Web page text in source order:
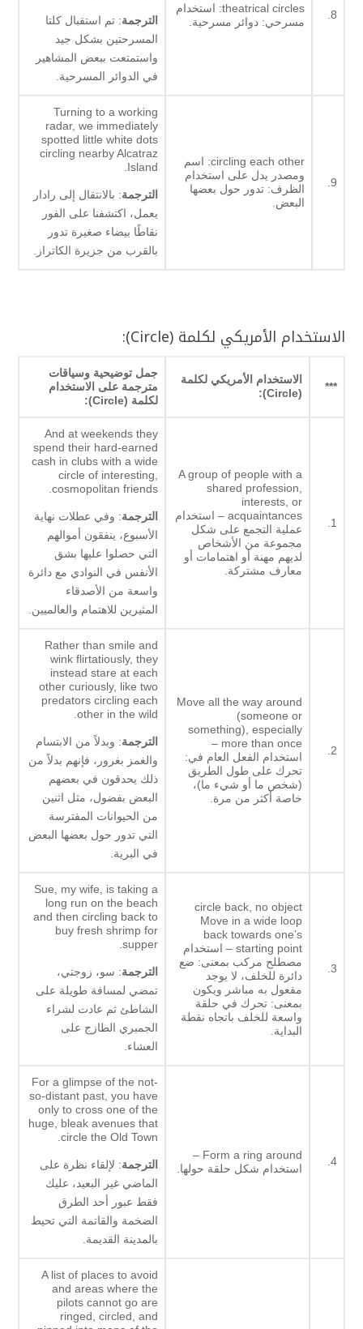
8.
theatrical circles: استخدام
مسرحي: دوائر مسرحية.
الترجمة: تم استقبال كلتا
المسرحتين بشكل جيد
واستمتعت ببعض المشاهير
في الدوائر المسرحية.
9.
circling each other: اسم
ومصدر يدل على استخدام
الظرف: تدور حول بعضها
البعض.
Turning to a working
radar, we immediately
spotted little white dots
circling nearby Alcatraz
Island.
الترجمة: بالانتقال إلى رادار
يعمل، اكتشفنا على الفور
نقاطًا بيضاء صغيرة تدور
بالقرب من جزيرة الكاتراز.
الاستخدام الأمريكي لكلمة (Circle):
***
الاستخدام الأمريكي لكلمة
(Circle):
جمل توضيحية وسياقات
مترجمة على الاستخدام
لكلمة (Circle
):
1.
A group of people with a
shared profession,
interests, or
acquaintances – استخدام
عملية التجمع على شكل
مجموعة من الأشخاص
لديهم مهنة أو اهتمامات أو
معارف مشتركة.
And at weekends they
spend their hard-earned
cash in clubs with a wide
circle of interesting,
cosmopolitan friends.
الترجمة: وفي عطلات نهاية
الأسبوع، ينفقون أموالهم
التي حصلوا عليها بشق
الأنفس في النوادي مع دائرة
واسعة من الأصدقاء
المثيرين للاهتمام والعالميين.
2.
Move all the way around
(someone or
something), especially
more than once –
استخدام الفعل العام في:
تحرك على طول الطريق
(شخص ما أو شيء ما)،
خاصة أكثر من مرة.
Rather than smile and
wink flirtatiously, they
instead stare at each
other curiously, like two
predators circling each
other in the wild.
الترجمة: وبدلاً من الابتسام
والغمز بغرور، فإنهم بدلاً من
ذلك يحدقون في بعضهم
البعض بفضول، مثل اثنين
من الحيوانات المفترسة
التي تدور حول بعضها البعض
في البرية.
3.
circle back, no object
Move in a wide loop
back towards one’s
starting point – استخدام
مصطلح مركب بمعنى: ضع
دائرة للخلف، لا يوجد
مفعول به مباشر ويكون
بمعنى: تحرك في حلقة
واسعة للخلف باتجاه نقطة
البداية.
Sue, my wife, is taking a
long run on the beach
and then circling back to
buy fresh shrimp for
supper.
الترجمة: سو، زوجتي،
تمضي لمسافة طويلة على
الشاطئ ثم عادت لشراء
الجمبري الطازج على
العشاء.
4.
Form a ring around –
استخدام شكل حلقة حولها.
For a glimpse of the not-
so-distant past, you have
only to cross one of the
huge, bleak avenues that
circle the Old Town.
الترجمة: لإلقاء نظرة على
الماضي غير البعيد، عليك
فقط عبور أحد الطرق
الضخمة والقاتمة التي تحيط
بالمدينة القديمة.
A list of places to avoid
and areas where the
pilots cannot go are
ringed, circled, and